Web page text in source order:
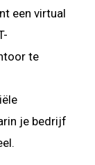
een virtual
te
je bedrijf